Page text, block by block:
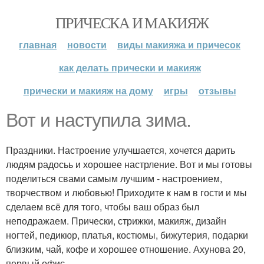
ПРИЧЕСКА И МАКИЯЖ
главная новости
виды макияжа и причесок
как делать прически и макияж
прически и макияж на дому
игры отзывы
Вот и наступила зима.
Праздники. Настроение улучшается, хочется дарить
людям радосьь и хорошее настрление. Вот и мы готовы
поделиться свами самым лучшим - настроением,
творчеством и любовью! Приходите к нам в гости и мы
сделаем всё для того, чтобы ваш образ был
неподражаем. Прически, стрижки, макияж, дизайн
ногтей, педикюр, платья, костюмы, бижутерия, подарки
близким, чай, кофе и хорошее отношение. Ахунова 20,